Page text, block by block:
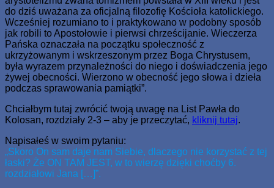
do dziś uważana za oficjalną filozofię Kościoła katolickiego.
Wcześniej rozumiano to i praktykowano w podobny sposób
jak robili to Apostołowie i pierwsi chrześcijanie. Wieczerza
Pańska oznaczała na początku społeczność z
ukrzyżowanym i wskrzeszonym przez Boga Chrystusem,
była wyrazem przynależności do niego i doświadczenia jego
żywej obecności. Wierzono w obecność jego słowa i dzieła
podczas sprawowania pamiątki”.
Chciałbym tutaj zwrócić twoją uwagę na List Pawła do
Kolosan, rozdziały 2-3 – aby je przeczytać, kliknij tutaj.
Napisałeś w swoim pytaniu:
„Skoro On sam daje nam Siebie, dlaczego nie korzystać z tej
łaski? Że ON TAM JEST, w to wierzę dzięki choćby 6.
rozdziałowi Jana […]”.